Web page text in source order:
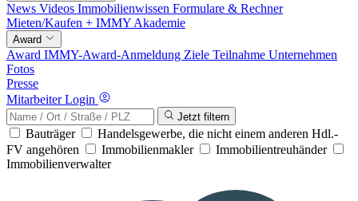
News Videos Immobilienwissen Formulare & Rechner
Mieten/Kaufen + IMMY Akademie
Award
Award IMMY-Award-Anmeldung Ziele Teilnahme Unternehmen
Fotos
Presse
Mitarbeiter Login
Jetzt filtern
Bauträger
Handelsgewerbe, die nicht einem anderen Hdl.-
FV angehören
Immobilienmakler
Immobilientreuhänder
Immobilienverwalter